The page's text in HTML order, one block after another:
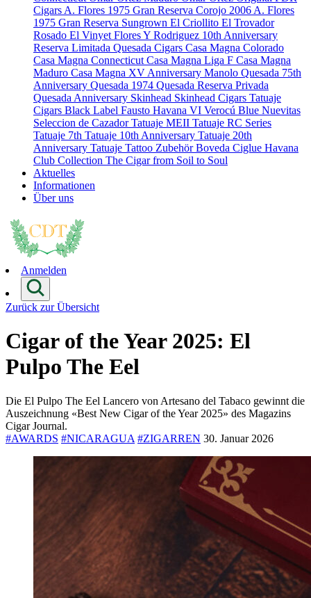
Cigars A. Flores 1975 Gran Reserva Corojo 2006 A. Flores
1975 Gran Reserva Sungrown El Criollito El Trovador
Rosado El Vinyet Flores Y Rodriguez 10th Anniversary
Reserva Limitada Quesada Cigars Casa Magna Colorado
Casa Magna Connecticut Casa Magna Liga F Casa Magna
Maduro Casa Magna XV Anniversary Manolo Quesada 75th
Anniversary Quesada 1974 Quesada Reserva Privada
Quesada Anniversary Skinhead Skinhead Cigars Tatuaje
Cigars Black Label Fausto Havana VI Verocú Blue Nuevitas
Seleccion de CazadorTatuaje MEII Tatuaje RC Series
Tatuaje 7th Tatuaje 10th Anniversary Tatuaje 20th
Anniversary Tatuaje Tattoo ZubehörBoveda Ciglue Havana
Club Collection The Cigar from Soil to Soul
Aktuelles
Informationen
Über uns
Anmelden
Zurück zur Übersicht
Cigar of the Year 2025: El
Pulpo The Eel
Die El Pulpo The Eel Lancero von Artesano del Tabaco gewinnt die
Auszeichnung «Best New Cigar of the Year 2025» des Magazins
Cigar Journal.
#AWARDS #NICARAGUA #ZIGARREN 30. Januar 2026